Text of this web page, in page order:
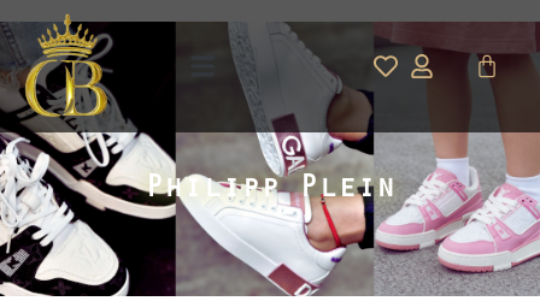
al
contenido
Philipp Plein